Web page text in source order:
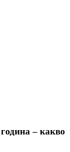
– какво